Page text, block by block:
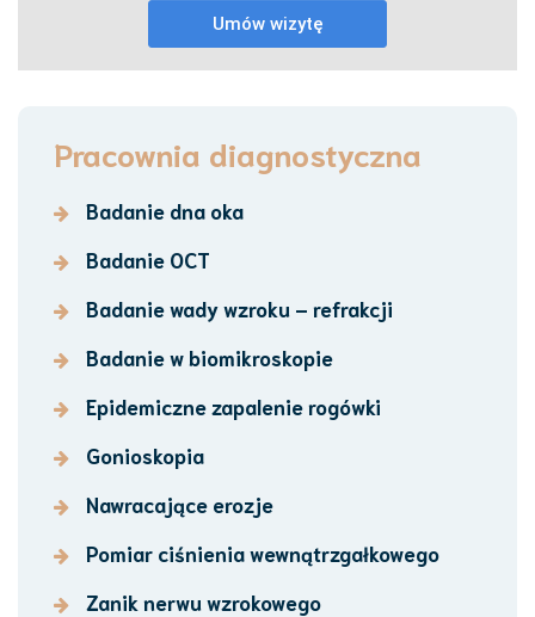
Pracownia diagnostyczna
Badanie dna oka
Badanie OCT
Badanie wady wzroku – refrakcji
Badanie w biomikroskopie
Epidemiczne zapalenie rogówki
Gonioskopia
Nawracające erozje
Pomiar ciśnienia wewnątrzgałkowego
Zanik nerwu wzrokowego